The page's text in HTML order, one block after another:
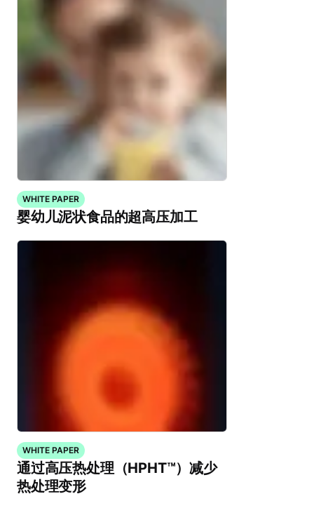
WHITE PAPER
婴幼儿泥状食品的超高压加工
WHITE PAPER
通过高压热处理（HPHT™）减少
热处理变形